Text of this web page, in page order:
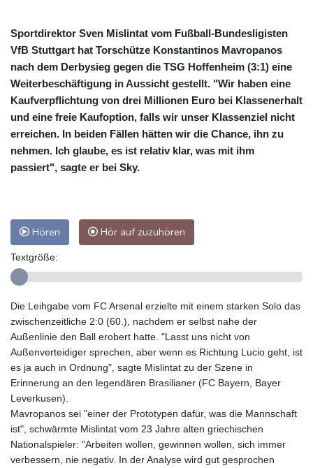
Sportdirektor Sven Mislintat vom Fußball-Bundesligisten
VfB Stuttgart hat Torschütze Konstantinos Mavropanos
nach dem Derbysieg gegen die TSG Hoffenheim (3:1) eine
Weiterbeschäftigung in Aussicht gestellt. "Wir haben eine
Kaufverpflichtung von drei Millionen Euro bei Klassenerhalt
und eine freie Kaufoption, falls wir unser Klassenziel nicht
erreichen. In beiden Fällen hätten wir die Chance, ihn zu
nehmen. Ich glaube, es ist relativ klar, was mit ihm
passiert", sagte er bei Sky.
Hören Hör auf zuzuhören
Textgröße:
Die Leihgabe vom FC Arsenal erzielte mit einem starken Solo das
zwischenzeitliche 2:0 (60.), nachdem er selbst nahe der
Außenlinie den Ball erobert hatte. "Lasst uns nicht von
Außenverteidiger sprechen, aber wenn es Richtung Lucio geht, ist
es ja auch in Ordnung", sagte Mislintat zu der Szene in
Erinnerung an den legendären Brasilianer (FC Bayern, Bayer
Leverkusen).
Mavropanos sei "einer der Prototypen dafür, was die Mannschaft
ist", schwärmte Mislintat vom 23 Jahre alten griechischen
Nationalspieler: "Arbeiten wollen, gewinnen wollen, sich immer
verbessern, nie negativ. In der Analyse wird gut gesprochen